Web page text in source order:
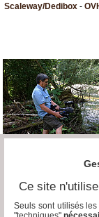
Scaleway/Dedibox -
Ce site
Seuls sont utilisés